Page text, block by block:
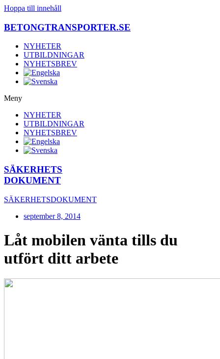
Hoppa till innehåll
BETONGTRANSPORTER.SE
NYHETER
UTBILDNINGAR
NYHETSBREV
Meny
NYHETER
UTBILDNINGAR
NYHETSBREV
SÄKERHETS
DOKUMENT
SÄKERHETSDOKUMENT
september 8, 2014
Låt mobilen vänta tills du
utfört ditt arbete